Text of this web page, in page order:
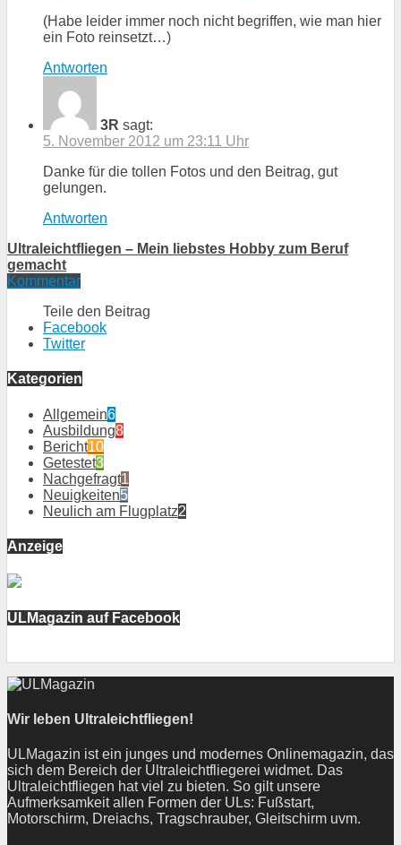
(Habe leider immer noch nicht begriffen, wie man hier
ein Foto reinsetzt…)
Antworten
3R sagt:
5. November 2012 um 23:11 Uhr
Danke für die tollen Fotos und den Beitrag, gut
gelungen.
Antworten
Ultraleichtfliegen – Mein liebstes Hobby zum Beruf
gemacht
Kommentar
Teile den Beitrag
Facebook
Twitter
Kategorien
Allgemein6
Ausbildung8
Bericht10
Getestet3
Nachgefragt1
Neuigkeiten5
Neulich am Flugplatz2
Anzeige
ULMagazin auf Facebook
Wir leben Ultraleichtfliegen!
ULMagazin ist ein junges und modernes Onlinemagazin, das
sich dem Bereich der Ultraleichtfliegerei widmet. Das
Ultraleichtfliegen hat viel zu bieten. So gilt unsere
Aufmerksamkeit allen Formen der ULs: Fußstart,
Motorschirm, Dreiachs, Tragschrauber, Gleitschirm uvm.